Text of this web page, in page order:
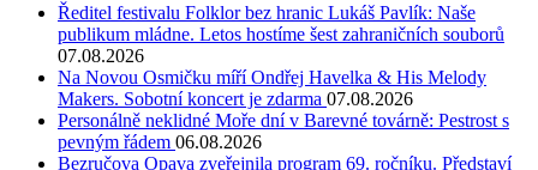
Ředitel festivalu Folklor bez hranic Lukáš Pavlík: Naše
publikum mládne. Letos hostíme šest zahraničních souborů
07.08.2026
Na Novou Osmičku míří Ondřej Havelka & His Melody
Makers. Sobotní koncert je zdarma 07.08.2026
Personálně neklidné Moře dní v Barevné továrně: Pestrost s
pevným řádem 06.08.2026
Bezručova Opava zveřejnila program 69. ročníku. Představí